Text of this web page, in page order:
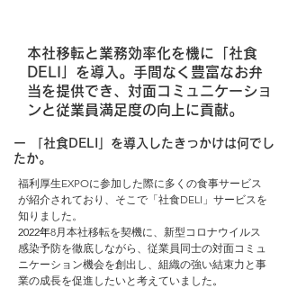
本社移転と業務効率化を機に「社食
DELI」を導入。手間なく豊富なお弁
当を提供でき、対面コミュニケーショ
ンと従業員満足度の向上に貢献。
ー 「社食DELI」を導入したきっかけは何でし
たか。
福利厚生EXPOに参加した際に多くの食事サービス
が紹介されており、そこで「社食DELI」サービスを
知りました。
2022年8月本社移転を契機に、新型コロナウイルス
感染予防を徹底しながら、従業員同士の対面コミュ
ニケーション機会を創出し、組織の強い結束力と事
業の成長を促進したいと考えていました。